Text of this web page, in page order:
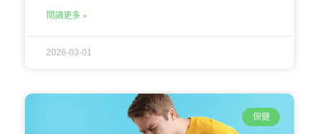
閱讀更多 »
2026-03-01
保健